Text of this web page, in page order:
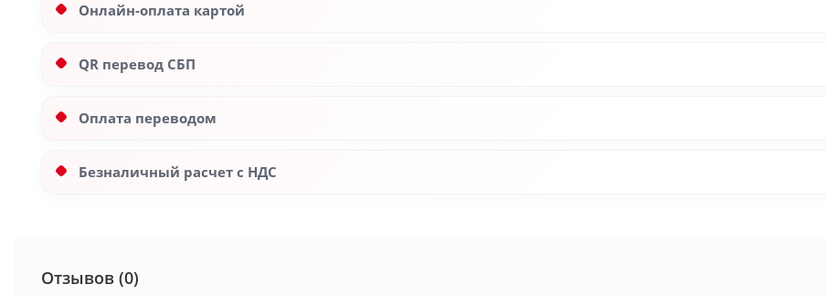
Онлайн-оплата картой
QR перевод СБП
Оплата переводом
Безналичный расчет с НДС
Отзывов (0)